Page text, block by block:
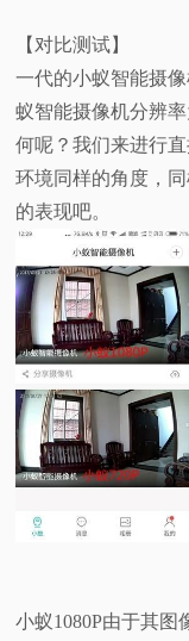
【对比测试】
一代的小蚁智能摄
蚁智能摄像机分辨
何呢？我们来进行
环境同样的角度，
的表现吧。
小蚁1080P由于其图